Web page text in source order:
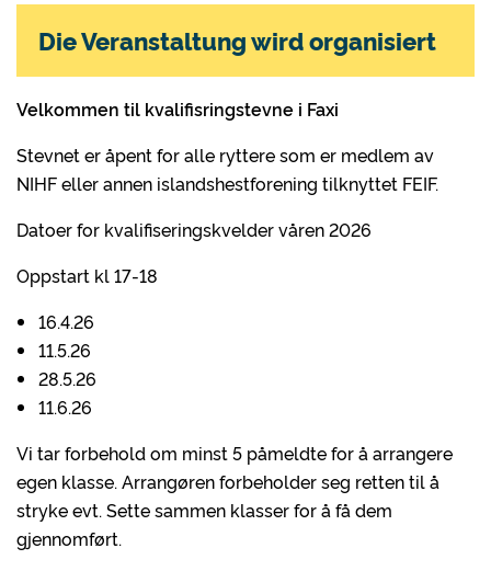
Velkommen til kvalifisringstevne i Faxi
Stevnet er åpent for alle ryttere som er medlem av
NIHF eller annen islandshestforening tilknyttet FEIF.
Datoer for kvalifiseringskvelder våren 2026
Oppstart kl 17-18
16.4.26
11.5.26
28.5.26
11.6.26
Vi tar forbehold om minst 5 påmeldte for å arrangere
egen klasse. Arrangøren forbeholder seg retten til å
stryke evt. Sette sammen klasser for å få dem
gjennomført.
Die Veranstaltung wird organisiert